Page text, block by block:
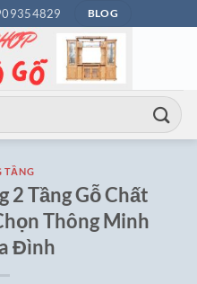
BLOG
TẦNG
2 Tầng Gỗ Chất
Thông Minh
Đình